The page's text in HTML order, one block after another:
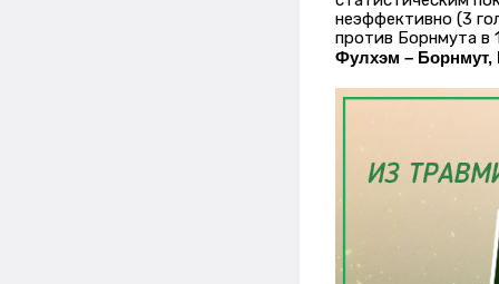
неэффективно (3
против Борнмута в
Фулхэм – Борнмут,